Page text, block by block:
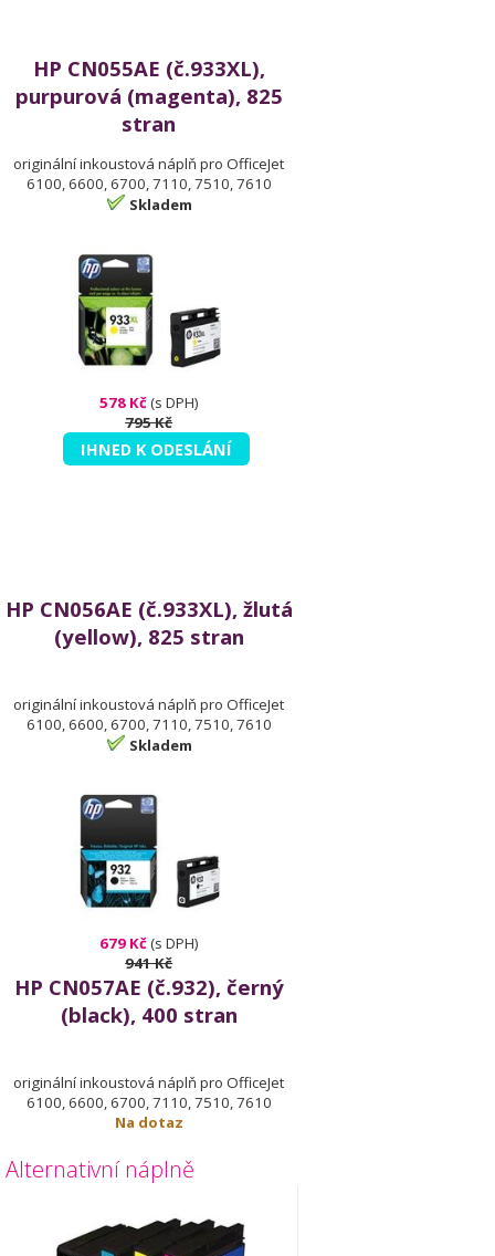
HP CN055AE (č.933XL),
purpurová (magenta), 825
stran
originální inkoustová náplň pro OfficeJet
6100, 6600, 6700, 7110, 7510, 7610
Skladem
578 Kč(s DPH)
795 Kč
IHNED K ODESLÁNÍ
HP CN056AE (č.933XL), žlutá
(yellow), 825 stran
originální inkoustová náplň pro OfficeJet
6100, 6600, 6700, 7110, 7510, 7610
Skladem
679 Kč(s DPH)
941 Kč
HP CN057AE (č.932), černý
(black), 400 stran
originální inkoustová náplň pro OfficeJet
6100, 6600, 6700, 7110, 7510, 7610
Na dotaz
Alternativní náplně